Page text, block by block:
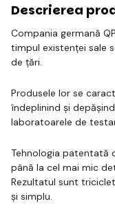
Descrierea
Compania germană
timpul existenței sale
de țări.
Produsele lor se
îndeplinind și
laboratoarele de
Tehnologia patentată
până la cel mai mic
Rezultatul sunt
și simplu.